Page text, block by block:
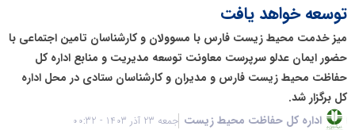
توسعه خواهد یافت
میز خدمت محیط زیست فارس با مسوولان و کارشناسان تامین اجتماعی با
حضور ایمان عدلو سرپرست معاونت توسعه مدیریت و منابع اداره کل
حفاظت محیط زیست فارس و مدیران و کارشناسان ستادی در محل اداره
کل برگزار شد.
اداره کل حفاظت محیط زیست جمعه 23 آذر 1403 - 00:32